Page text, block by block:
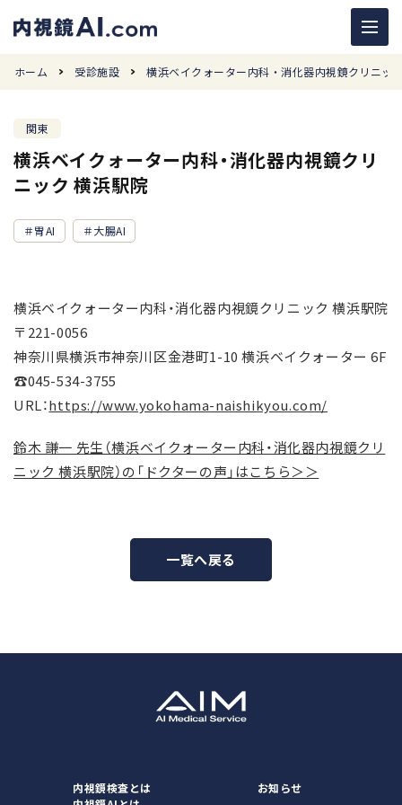
ホーム 受診施設 横浜ベイクォーター内科・消化器内視鏡クリニッ
関東
横浜ベイクォーター内科・消化器内視鏡クリ
ニック 横浜駅院
胃AI 大腸AI
横浜ベイクォーター内科・消化器内視鏡クリニック 横浜駅院
〒221-0056
神奈川県横浜市神奈川区金港町1-10 横浜ベイクォーター 6F
☎045-534-3755
URL：https://www.yokohama-naishikyou.com/
鈴木 謙一 先生（横浜ベイクォーター内科・消化器内視鏡クリ
ニック 横浜駅院）の「ドクターの声」はこちら＞＞
一覧へ戻る
内視鏡検査とは
お知らせ